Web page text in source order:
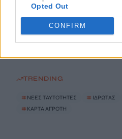
Opted Out
CONFIRM
ΟΠΕΚΑ: Νέα πληρωμή στις 7
πολύτεκνες οικογένειες
TRENDING
# ΝΕΕΣ ΤΑΥΤΟΤΗΤΕΣ # ΙΔΡΩΤΑΣ
# ΚΑΡΤΑ ΑΓΡΟΤΗ